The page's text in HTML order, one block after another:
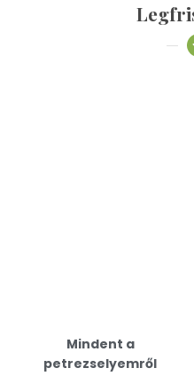
Mindent a
petrezselyemről